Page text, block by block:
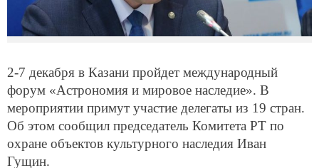
2-7 декабря в Казани пройдет международный
форум «Астрономия и мировое наследие». В
мероприятии примут участие делегаты из 19 стран.
Об этом сообщил председатель Комитета РТ по
охране объектов культурного наследия Иван
Гущин.